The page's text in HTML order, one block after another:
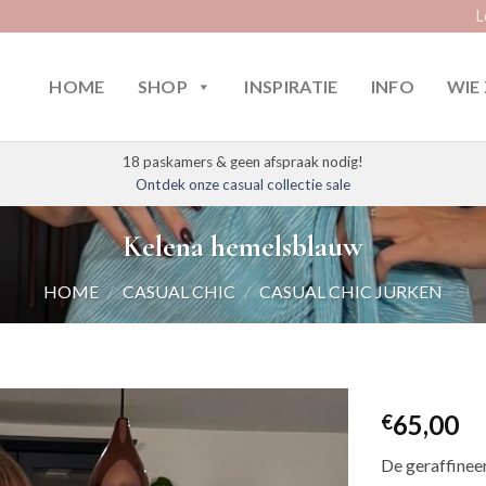
HOME SHOP INSPIRATIE INFO WIE
18 paskamers & geen afspraak nodig!
Ontdek onze casual collectie sale
Kelena hemelsblauw
HOME / CASUAL CHIC / CASUAL CHIC JURKEN
€65,00
De